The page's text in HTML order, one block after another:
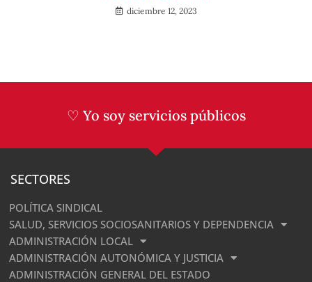
diciembre 12, 2023
♡ Yo soy servicios públicos
SECTORES
POLÍTICA SINDICAL
SALUD, SERVICIOS SOCIOSANITARIOS Y DEPENDENCIA
ADMINISTRACIÓN LOCAL
ADMINISTRACIÓN AUTONÓMICA Y JUSTICIA
ADMINISTRACIÓN GENERAL DEL ESTADO